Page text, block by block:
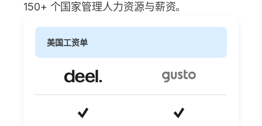
150+ 个国家管理人力资源与薪资。
美国工资单